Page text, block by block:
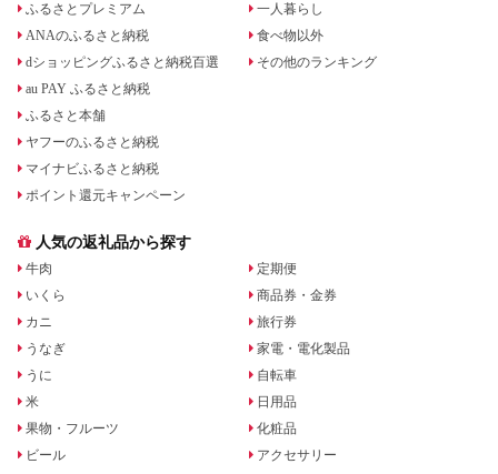
ふるさとプレミアム
ANAのふるさと納税
dショッピングふるさと納税百選
au PAY ふるさと納税
ふるさと本舗
ヤフーのふるさと納税
マイナビふるさと納税
ポイント還元キャンペーン
一人暮らし
食べ物以外
その他のランキング
人気の返礼品から探す
牛肉
いくら
カニ
うなぎ
うに
米
果物・フルーツ
ビール
定期便
商品券・金券
旅行券
家電・電化製品
自転車
日用品
化粧品
アクセサリー